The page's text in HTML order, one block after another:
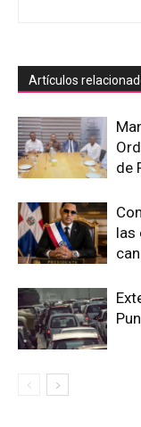
Artículos
de
las